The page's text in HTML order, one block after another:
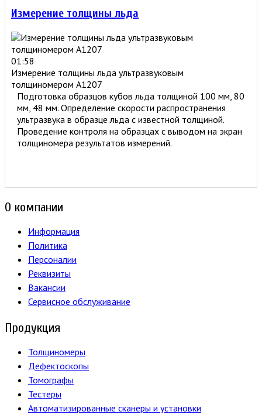
Измерение толщины льда
01:58
Измерение толщины льда ультразвуковым
толщиномером A1207
Подготовка образцов кубов льда толщиной 100 мм, 80
мм, 48 мм. Определение скорости распространения
ультразвука в образце льда с известной толщиной.
Проведение контроля на образцах с выводом на экран
толщиномера результатов измерений.
О компании
Информация
Политика
Персоналии
Реквизиты
Вакансии
Сервисное обслуживание
Продукция
Толщиномеры
Дефектоскопы
Томографы
Тестеры
Автоматизированные сканеры и установки